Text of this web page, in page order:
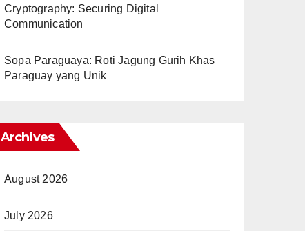
Cryptography: Securing Digital
Communication
Sopa Paraguaya: Roti Jagung Gurih Khas
Paraguay yang Unik
Archives
August 2026
July 2026